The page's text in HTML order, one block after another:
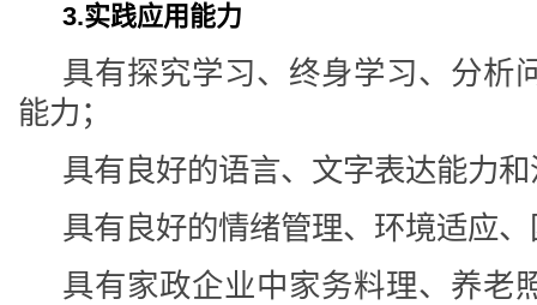
3.实践应用能力
具有探究学习、终身学习、分析
能力；
具有良好的语言、文字表达能力
具有良好的情绪管理、环境适应
具有家政企业中家务料理、养老